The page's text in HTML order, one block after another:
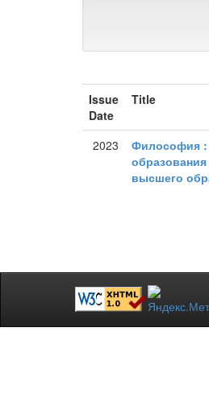
Issue
Date
Title
2023
Философия :
высшего